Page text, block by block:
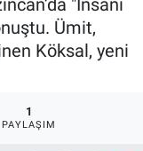
Ümit,
Köksal, yeni
1
PAYLAŞIM